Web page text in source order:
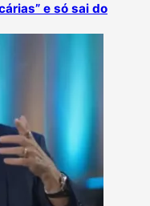
e só sai do